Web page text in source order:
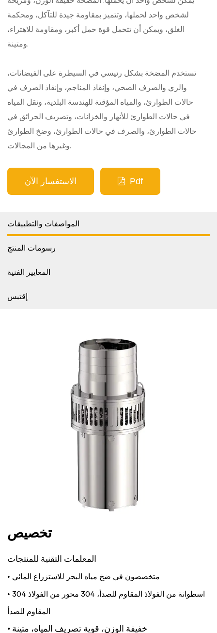
لشخص واحد لحملها، وتتميز بمقاومة جيدة للتآكل، ومحكمة
الغلق، ويمكن أن تتحمل قوة حمل أكبر، ومقاومة للاهتراء،
ومتينة.
تستخدم المضخة بشكل رئيسي في السيطرة على الفيضانات،
والري والصرف الصحي، وإنقاذ المناجم، وإنقاذ الصرف في
حالات الطوارئ، والمياه المؤقتة للهندسة البلدية، ونقل المياه
في حالات الطوارئ للأنهار والخزانات، وتصريف الحرائق في
حالات الطوارئ، والصرف في حالات الطوارئ، وضخ الطوارئ
وغيرها من المجالات.
الاستفسار الآن Pdf
المواصفات والتطبيقات
رسومات المنتج
المعايير الفنية
إقتبس
تخصيص
المعلمات التقنية للمنتجات
• متخصصون في ضخ مياه البحر للاستزراع المائي
• 304 اسطوانة من الفولاذ المقاوم للصدأ، 304 محور من الفولاذ
المقاوم للصدأ
• خفيفة الوزن، قوية تصريف المياه، متينة